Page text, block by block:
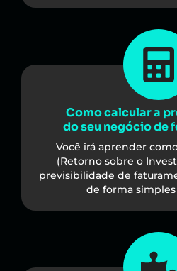
Como calcular a
do seu negócio de
Você irá aprender
(Retorno sobre o
previsibilidade de
de forma